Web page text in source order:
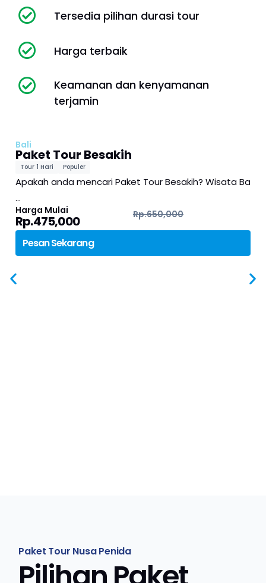
Tersedia pilihan durasi tour
Harga terbaik
Keamanan dan kenyamanan
terjamin
Bali
Paket Tour Besakih
Tour 1 Hari Populer
Apakah anda mencari Paket Tour Besakih? Wisata Ba
…
Harga Mulai
Rp.475,000 Rp.650,000
Pesan Sekarang
Paket Tour Nusa Penida